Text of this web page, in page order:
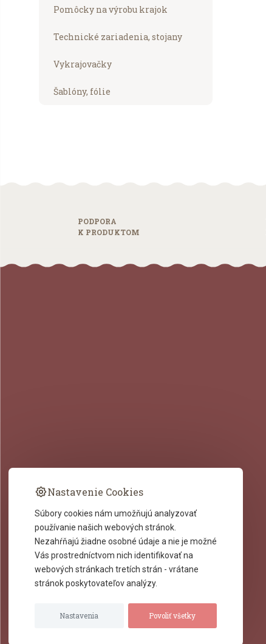
Nastavenie Cookies
Súbory cookies nám umožňujú analyzovať
používanie našich webových stránok.
Nezahŕňajú žiadne osobné údaje a nie je možné
Vás prostredníctvom nich identifikovať na
webových stránkach tretích strán - vrátane
stránok poskytovateľov analýzy.
Nastavenia Povoliť všetky
Pomôcky na výrobu krajok
Technické zariadenia, stojany
Vykrajovačky
Šablóny, fólie
PODPORA
K PRODUKTOM
+421 2 643 60 374
obchod@cukrarskepomocky.sk